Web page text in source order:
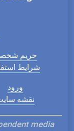
حریم
شرایط
ورود
نقشه
media